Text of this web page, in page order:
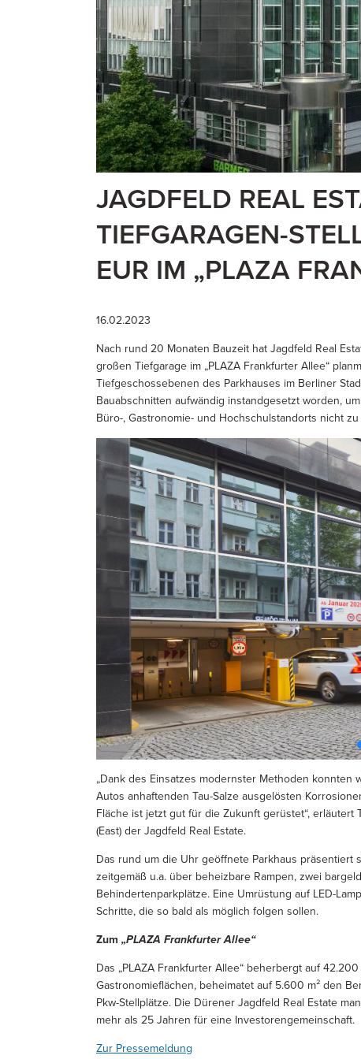
JAGDFELD REAL
TIEFGARAGEN-
EUR IM „PLAZA
16.02.2023
Nach rund 20 Monaten Bauzeit hat Jagdfeld Real
großen Tiefgarage im „PLAZA Frankfurter Allee“
Tiefgeschossebenen des Parkhauses im Berliner
Bauabschnitten aufwändig instandgesetzt worden,
Büro-, Gastronomie- und Hochschulstandorts nicht
„Dank des Einsatzes modernster Methoden
Autos anhaftenden Tau-Salze ausgelösten
Fläche ist jetzt gut für die Zukunft gerüstet“, erläutert
(East) der Jagdfeld Real Estate.
Das rund um die Uhr geöffnete Parkhaus
zeitgemäß u.a. über beheizbare Rampen, zwei
Behindertenparkplätze. Eine Umrüstung auf LED-
Schritte, die so bald als möglich folgen sollen.
Zum „PLAZA Frankfurter Allee“
Das „PLAZA Frankfurter Allee“ beherbergt auf
Gastronomieflächen, beheimatet auf 5.600 m² den
Pkw-Stellplätze. Die Dürener Jagdfeld Real Estate
mehr als 25 Jahren für eine Investorengemeinschaft.
Zur Pressemeldung